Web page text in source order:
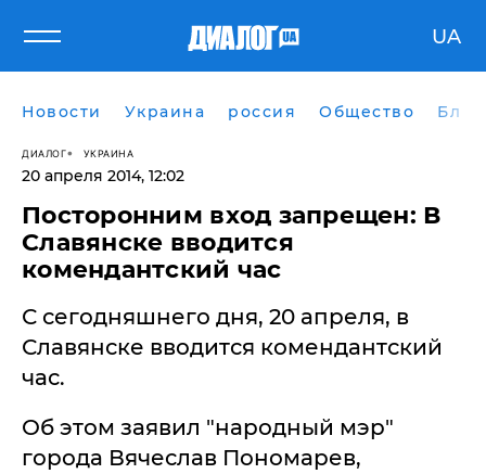
UA
Новости Украина россия Общество
ДИАЛОГ УКРАИНА
20 апреля 2014, 12:02
Посторонним вход запрещен: В
Славянске вводится
комендантский час
С сегодняшнего дня, 20 апреля, в
Славянске вводится комендантский
час.
Об этом заявил "народный мэр"
города Вячеслав Пономарев,